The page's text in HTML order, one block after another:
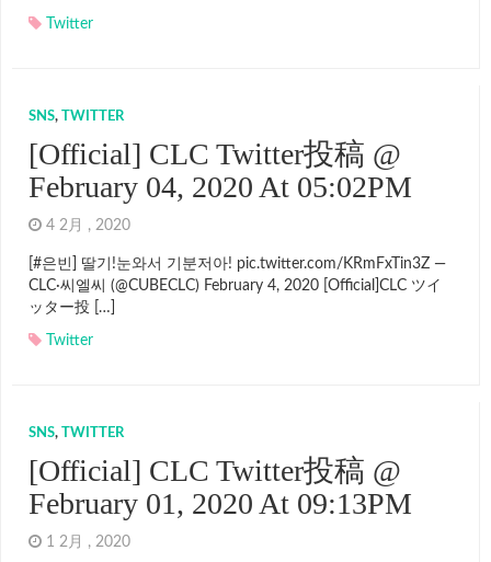
Twitter
SNS, TWITTER
[Official] CLC Twitter投稿 @
February 04, 2020 At 05:02PM
4 2月 , 2020
[#은빈] 딸기!눈와서 기분저아! pic.twitter.com/KRmFxTin3Z —
CLC·씨엘씨 (@CUBECLC) February 4, 2020 [Official]CLC ツイ
ッター投 […]
Twitter
SNS, TWITTER
[Official] CLC Twitter投稿 @
February 01, 2020 At 09:13PM
1 2月 , 2020